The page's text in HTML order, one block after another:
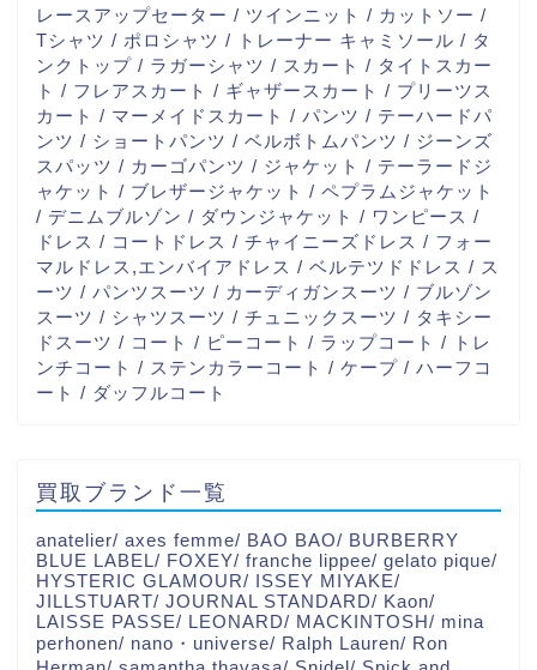
レースアップセーター / ツインニット / カットソー /
Tシャツ / ポロシャツ / トレーナー キャミソール / タ
ンクトップ / ラガーシャツ / スカート / タイトスカー
ト / フレアスカート / ギャザースカート / プリーツス
カート / マーメイドスカート / パンツ / テーハードパ
ンツ / ショートパンツ / ベルボトムパンツ / ジーンズ
スパッツ / カーゴパンツ / ジャケット / テーラードジ
ャケット / ブレザージャケット / ペプラムジャケット
/ デニムブルゾン / ダウンジャケット / ワンピース /
ドレス / コートドレス / チャイニーズドレス / フォー
マルドレス,エンバイアドレス / ベルテツドドレス / ス
ーツ / パンツスーツ / カーディガンスーツ / ブルゾン
スーツ / シャツスーツ / チュニックスーツ / タキシー
ドスーツ / コート / ピーコート / ラップコート / トレ
ンチコート / ステンカラーコート / ケープ / ハーフコ
ート / ダッフルコート
買取ブランド一覧
anatelier/ axes femme/ BAO BAO/ BURBERRY
BLUE LABEL/ FOXEY/ franche lippee/ gelato pique/
HYSTERIC GLAMOUR/ ISSEY MIYAKE/
JILLSTUART/ JOURNAL STANDARD/ Kaon/
LAISSE PASSE/ LEONARD/ MACKINTOSH/ mina
perhonen/ nano・universe/ Ralph Lauren/ Ron